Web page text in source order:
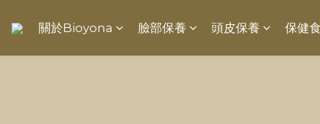
關於Bioyona 臉部保養 頭皮保養 保健